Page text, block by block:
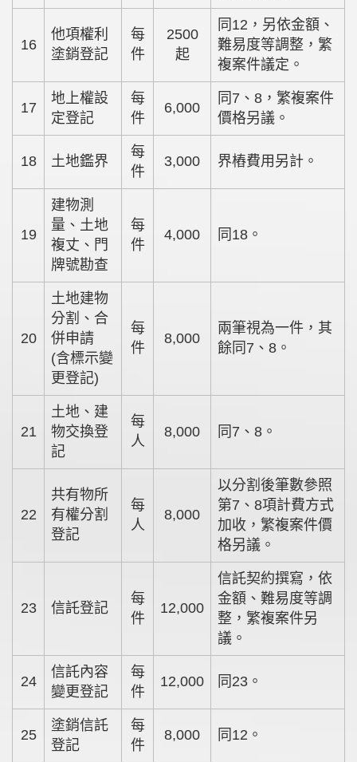
16
他項權利
塗銷登記
每
件
2500
起
同12，另依金額、
難易度等調整，繁
複案件議定。
17
地上權設
定登記
每
件
6,000
同7、8，繁複案件
價格另議。
18 土地鑑界
每
件
3,000 界樁費用另計。
19
建物測
量、土地
複丈、門
牌號勘查
每
件
4,000 同18。
20
土地建物
分割、合
併申請
(含標示變
更登記)
每
件
8,000
兩筆視為一件，其
餘同7、8。
21
土地、建
物交換登
記
每
人
8,000 同7、8。
22
共有物所
有權分割
登記
每
人
8,000
以分割後筆數參照
第7、8項計費方式
加收，繁複案件價
格另議。
23 信託登記
每
件
12,000
信託契約撰寫，依
金額、難易度等調
整，繁複案件另
議。
24
信託內容
變更登記
每
件
12,000 同23。
25
塗銷信託
登記
每
件
8,000 同12。